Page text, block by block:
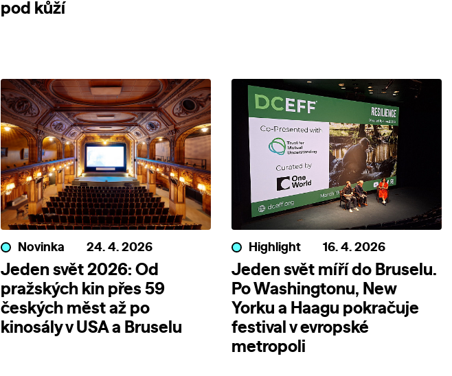
pod kůží
Novinka 24. 4. 2026
Jeden svět 2026: Od
pražských kin přes 59
českých měst až po
kinosály v USA a Bruselu
Highlight 16. 4. 2026
Jeden svět míří do Bruselu.
Po Washingtonu, New
Yorku a Haagu pokračuje
festival v evropské
metropoli